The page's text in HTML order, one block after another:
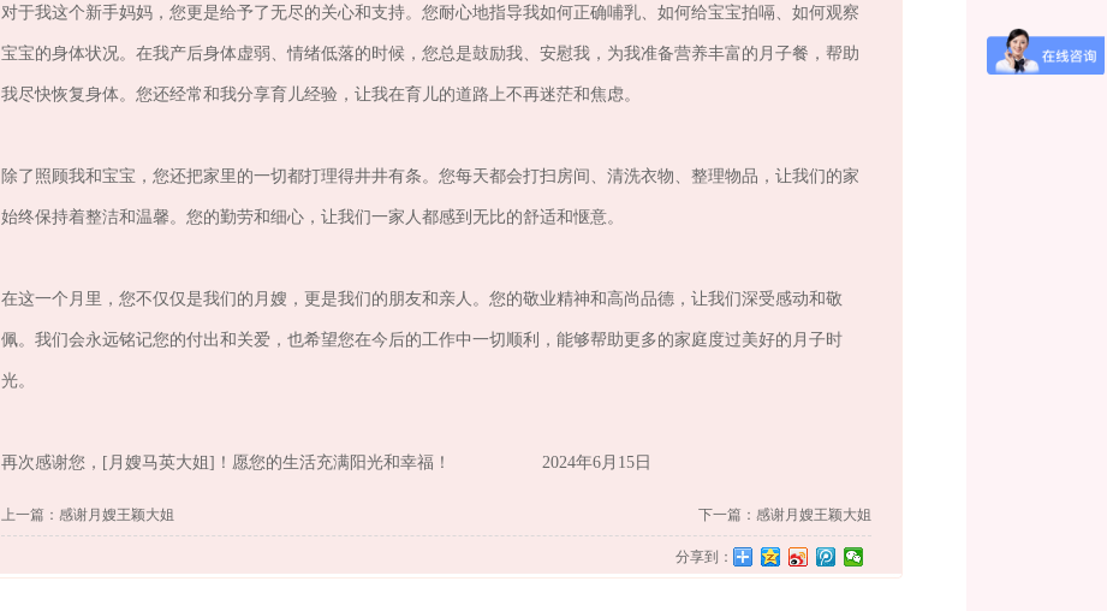
对于我这个新手妈妈，您更是给予了无尽的关心和支持。您耐心地指导我如何正确哺乳、如何给宝宝拍嗝、如何观察
宝宝的身体状况。在我产后身体虚弱、情绪低落的时候，您总是鼓励我、安慰我，为我准备营养丰富的月子餐，帮助
我尽快恢复身体。您还经常和我分享育儿经验，让我在育儿的道路上不再迷茫和焦虑。
除了照顾我和宝宝，您还把家里的一切都打理得井井有条。您每天都会打扫房间、清洗衣物、整理物品，让我们的家
始终保持着整洁和温馨。您的勤劳和细心，让我们一家人都感到无比的舒适和惬意。
在这一个月里，您不仅仅是我们的月嫂，更是我们的朋友和亲人。您的敬业精神和高尚品德，让我们深受感动和敬
佩。我们会永远铭记您的付出和关爱，也希望您在今后的工作中一切顺利，能够帮助更多的家庭度过美好的月子时
光。
再次感谢您，[月嫂马英大姐]！愿您的生活充满阳光和幸福！ 2024年6月15日
上一篇：感谢月嫂王颖大姐 下一篇：感谢月嫂王颖大姐
分享到：